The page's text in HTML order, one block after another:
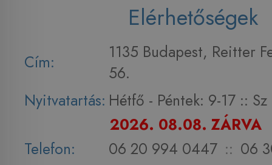
Elérhetőségek
Cím:
1135 Budapest, Reitter
56.
Nyitvatartás: Hétfő - Péntek: 9-17 :: Sz
2026. 08.08. ZÁRVA
Telefon:
06 20 994 0447 :: 06